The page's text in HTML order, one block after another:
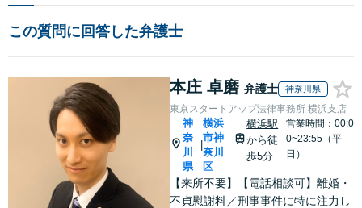
この質問に回答した弁護士
本庄 卓磨 弁護士 神奈川県
東京スタートアップ法律事務所 横浜支店
神
奈
川
県
横浜
市神
奈川
区
横浜駅
から徒
歩5分
営業時間：00:0
0~23:55（平
日）
【来所不要】【電話相談可】離婚・
不貞慰謝料／刑事事件に特に注力し